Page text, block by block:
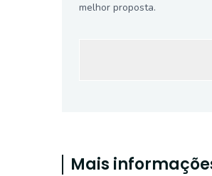
melhor proposta.
Mais